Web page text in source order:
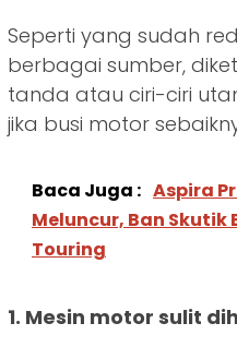
Seperti yang sudah
berbagai sumber,
tanda atau ciri-ciri
jika busi motor
Baca Juga : Aspira
Meluncur, Ban
Touring
1. Mesin motor sulit